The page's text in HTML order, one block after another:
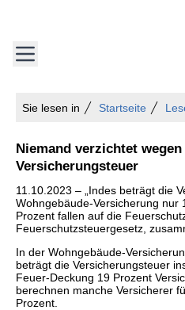
Sie lesen in Startseite
Niemand verzichtet
Versicherungsteuer
11.10.2023 – „Indes beträgt die
Wohngebäude-Versicherung nur
Prozent fallen auf die
Feuerschutzsteuergesetz,
In der Wohngebäude-
beträgt die Versicherungsteuer
Feuer-Deckung 19 Prozent
berechnen manche Versicherer
Prozent.